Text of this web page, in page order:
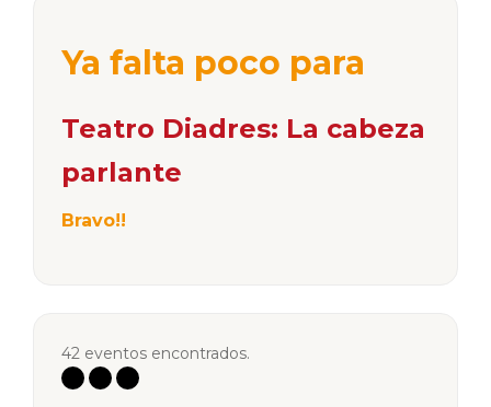
Ya falta poco para
Teatro Diadres: La cabeza
parlante
Bravo!!
42 eventos encontrados.